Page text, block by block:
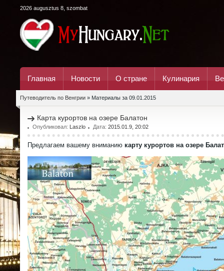
2026 augusztus 8, szombat
Главная Новости О стране Кулинария
Путеводитель по Венгрии » Материалы за 09.01.2015
Карта курортов на озере Балатон
Опубликовал: Laszlo Дата: 2015.01.9, 20:02
Предлагаем вашему вниманию карту курортов на озере